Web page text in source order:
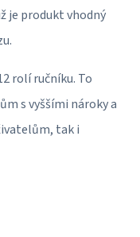
je produkt vhodný
rolí ručníku. To
s vyššími nároky a
tak i